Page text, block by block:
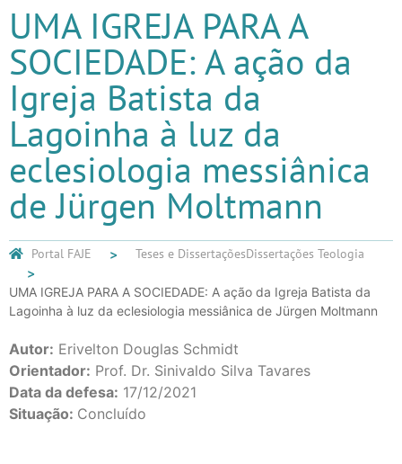
UMA IGREJA PARA A
SOCIEDADE: A ação da
Igreja Batista da
Lagoinha à luz da
eclesiologia messiânica
de Jürgen Moltmann
Portal FAJE Teses e DissertaçõesDissertações Teologia
UMA IGREJA PARA A SOCIEDADE: A ação da Igreja Batista da
Lagoinha à luz da eclesiologia messiânica de Jürgen Moltmann
Autor: Erivelton Douglas Schmidt
Orientador: Prof. Dr. Sinivaldo Silva Tavares
Data da defesa: 17/12/2021
Situação: Concluído